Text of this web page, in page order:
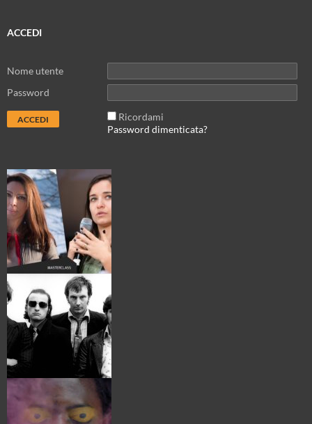
ACCEDI
Nome utente
Password
Ricordami
Password dimenticata?